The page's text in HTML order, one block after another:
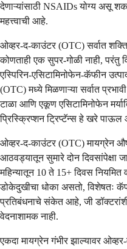
देणाऱ्यांसाठी NSAIDs योग्य असू
महत्त्वाची आहे.
ओव्हर-द-काउंटर (OTC) सर्वात
कोणताही एक सुपर-गोळी नाही,
एस्पिरिन-एसिटामिनोफेन-कॅफीन
(OTC) मध्ये मिळणाऱ्या सर्वात
टाळा आणि एकूण एसिटामिनोफेन
प्रिस्क्रिप्शन ट्रिप्टॅन्स हे खरे
ओव्हर-द-काउंटर (OTC) मायग्रेन
आठवड्यातून सुमारे दोन दिवसांपेक्षा
महिन्यातून 10 ते 15+ दिवस
डोकेदुखीचा धोका असतो, विशेषतः
प्रतिबंधनाचे संकेत आहे, जी
वेदनाशामक नाही.
एकदा मायग्रेन गंभीर झाल्यावर